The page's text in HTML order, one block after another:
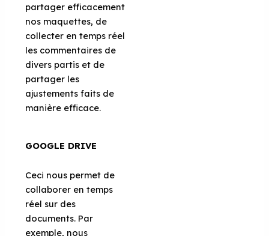
partager efficacement
nos maquettes, de
collecter en temps réel
les commentaires de
divers partis et de
partager les
ajustements faits de
manière efficace.
GOOGLE DRIVE
Ceci nous permet de
collaborer en temps
réel sur des
documents. Par
exemple, nous